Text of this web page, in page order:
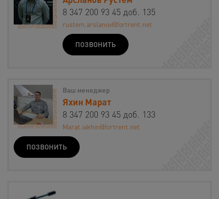
8 347 200 93 45 доб. 135
rustem.arslanov@fortrent.net
ПОЗВОНИТЬ
Ваш менеджер
Яхин Марат
8 347 200 93 45 доб. 133
Marat.iakhin@fortrent.net
ПОЗВОНИТЬ